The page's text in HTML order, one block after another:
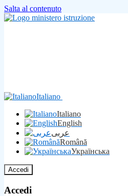
Salta al contenuto
Italiano
Italiano
English
عربى
Română
Українська
Accedi
Accedi